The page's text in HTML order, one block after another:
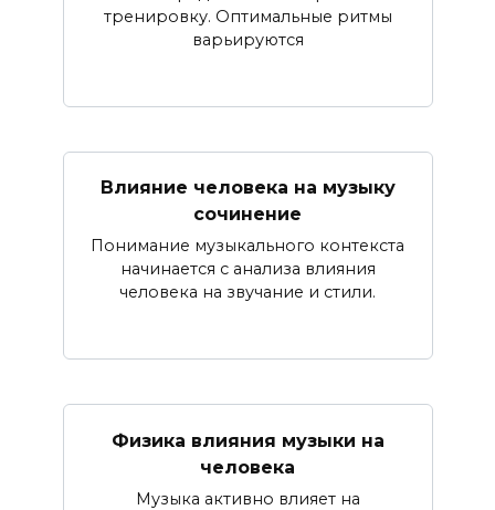
тренировку. Оптимальные ритмы
варьируются
Влияние человека на музыку
сочинение
Понимание музыкального контекста
начинается с анализа влияния
человека на звучание и стили.
Физика влияния музыки на
человека
Музыка активно влияет на